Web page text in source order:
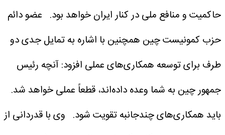
حاکمیت و منافع ملی در کنار ایران خواهد بود. عضو دائم
حزب کمونیست چین همچنین با اشاره به تمایل جدی دو
طرف برای توسعه همکاری‌های عملی افزود: آنچه رئیس
جمهور چین به شما وعده داده‌اند، قطعاً عملی خواهد شد.
باید همکاری‌های چندجانبه تقویت شود. وی با قدردانی از